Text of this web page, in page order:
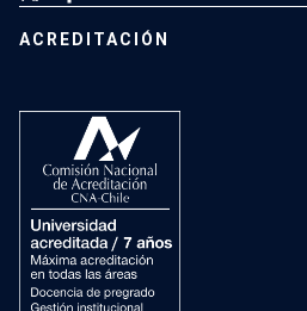
ACREDITACIÓN